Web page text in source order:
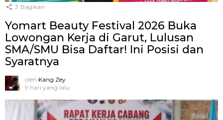
3 Bagikan
Yomart Beauty Festival 2026 Buka
Lowongan Kerja di Garut, Lulusan
SMA/SMU Bisa Daftar! Ini Posisi dan
Syaratnya
oleh Kang Zey
9 hari yang lalu